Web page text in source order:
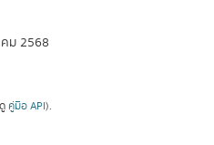
ม 2568
คู่มือ API).